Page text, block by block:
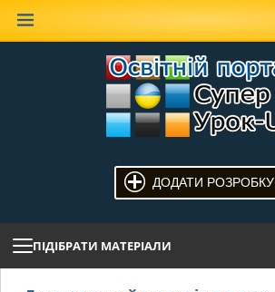
ДОДАТИ РОЗРОБКУ
ПІДІБРАТИ МАТЕРІАЛИ